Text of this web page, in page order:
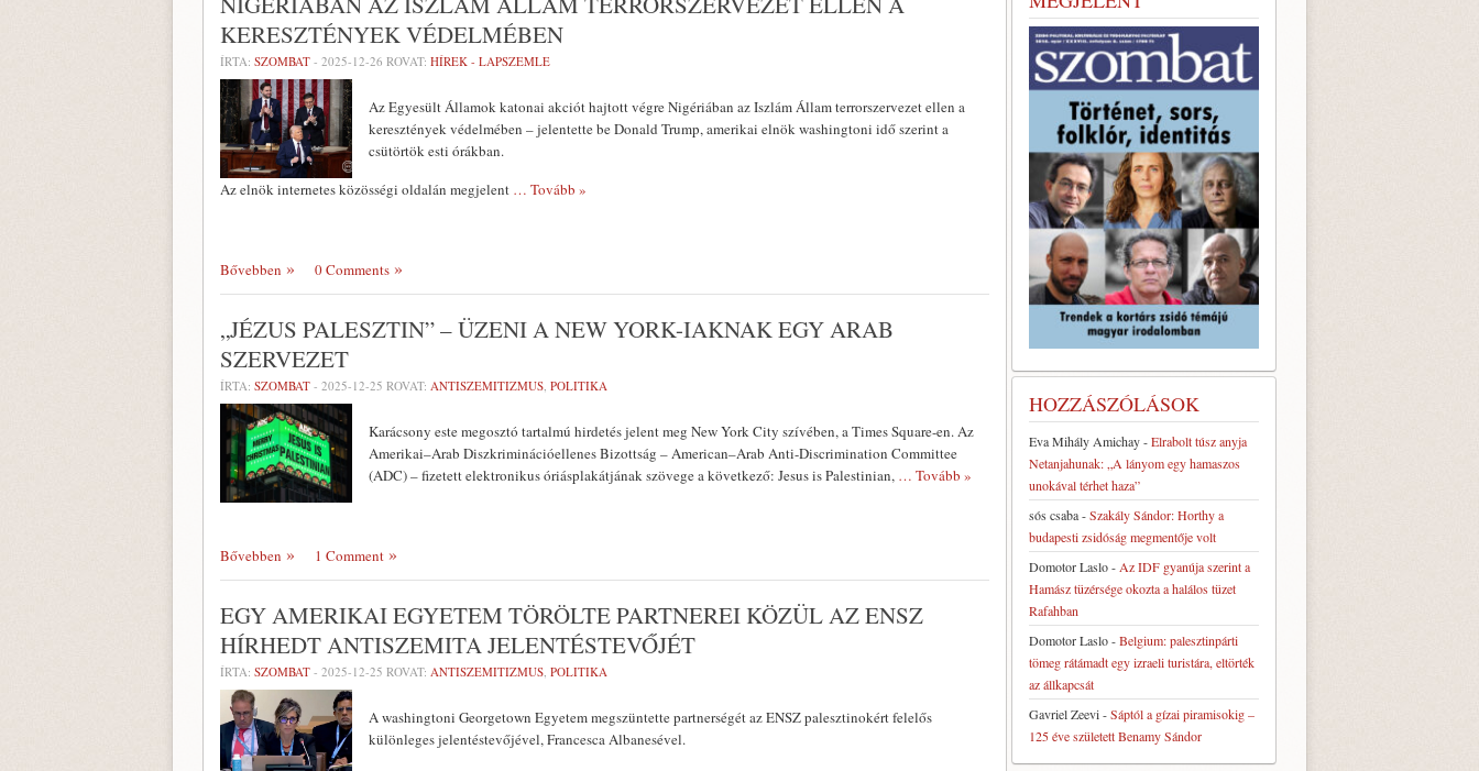
KERESZTÉNYEK VÉDELMÉBEN
ÍRTA: SZOMBAT - 2025-12-26 ROVAT: HÍREK - LAPSZEMLE
Az Egyesült Államok katonai akciót hajtott végre Nigériában az Iszlám Állam terrorszervezet ellen a
keresztények védelmében – jelentette be Donald Trump, amerikai elnök washingtoni idő szerint a
csütörtök esti órákban.
Az elnök internetes közösségi oldalán megjelent … Tovább »
Bővebben 0 Comments
„JÉZUS PALESZTIN” – ÜZENI A NEW YORK-IAKNAK EGY ARAB
SZERVEZET
ÍRTA: SZOMBAT - 2025-12-25 ROVAT: ANTISZEMITIZMUS, POLITIKA
Karácsony este megosztó tartalmú hirdetés jelent meg New York City szívében, a Times Square-en. Az
Amerikai–Arab Diszkriminációellenes Bizottság – American–Arab Anti-Discrimination Committee
(ADC) – fizetett elektronikus óriásplakátjának szövege a következő: Jesus is Palestinian, … Tovább »
Bővebben 1 Comment
EGY AMERIKAI EGYETEM TÖRÖLTE PARTNEREI KÖZÜL AZ ENSZ
HÍRHEDT ANTISZEMITA JELENTÉSTEVŐJÉT
ÍRTA: SZOMBAT - 2025-12-25 ROVAT: ANTISZEMITIZMUS, POLITIKA
A washingtoni Georgetown Egyetem megszüntette partnerségét az ENSZ palesztinokért felelős
különleges jelentéstevőjével, Francesca Albanesével.
HOZZÁSZÓLÁSOK
Eva Mihály Amichay-Elrabolt túsz anyja
Netanjahunak: „A lányom egy hamaszos
unokával térhet haza”
sós csaba-Szakály Sándor: Horthy a
budapesti zsidóság megmentője volt
Domotor Laslo- Az IDF gyanúja szerint a
Hamász tüzérsége okozta a halálos tüzet
Rafahban
Domotor Laslo-Belgium: palesztinpárti
tömeg rátámadt egy izraeli turistára, eltörték
az állkapcsát
Gavriel Zeevi-Sáptól a gízai piramisokig –
125 éve született Benamy Sándor